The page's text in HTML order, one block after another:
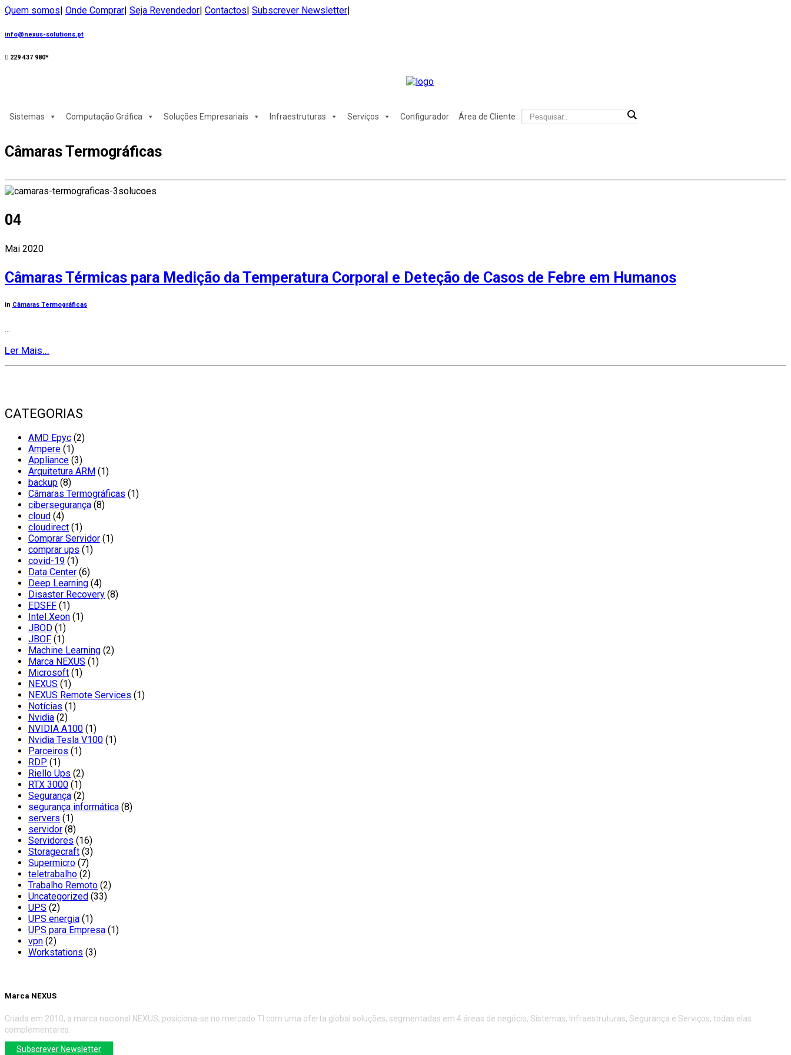
Quem somos| Onde Comprar| Seja Revendedor| Contactos| Subscrever Newsletter|
info@nexus-solutions.pt
229 437 980*
Sistemas Computação Gráfica Soluções Empresariais Infraestruturas Serviços Configurador Área de Cliente
Câmaras Termográficas
04
Mai 2020
Câmaras Térmicas para Medição da Temperatura Corporal e Deteção de Casos de Febre em Humanos
in Câmaras Termográficas
...
Ler Mais...
CATEGORIAS
AMD Epyc (2)
Ampere (1)
Appliance (3)
Arquitetura ARM (1)
backup (8)
Câmaras Termográficas (1)
cibersegurança (8)
cloud (4)
cloudirect (1)
Comprar Servidor (1)
comprar ups (1)
covid-19 (1)
Data Center (6)
Deep Learning (4)
Disaster Recovery (8)
EDSFF (1)
Intel Xeon (1)
JBOD (1)
JBOF (1)
Machine Learning (2)
Marca NEXUS (1)
Microsoft (1)
NEXUS (1)
NEXUS Remote Services (1)
Notícias (1)
Nvidia (2)
NVIDIA A100 (1)
Nvidia Tesla V100 (1)
Parceiros (1)
RDP (1)
Riello Ups (2)
RTX 3000 (1)
Segurança (2)
segurança informática (8)
servers (1)
servidor (8)
Servidores (16)
Storagecraft (3)
Supermicro (7)
teletrabalho (2)
Trabalho Remoto (2)
Uncategorized (33)
UPS (2)
UPS energia (1)
UPS para Empresa (1)
vpn (2)
Workstations (3)
Marca NEXUS
Criada em 2010, a marca nacional NEXUS, posiciona-se no mercado TI com uma oferta global soluções, segmentadas em 4 áreas de negócio, Sistemas, Infraestruturas, Segurança e Serviços, todas elas
complementares.
Subscrever Newsletter